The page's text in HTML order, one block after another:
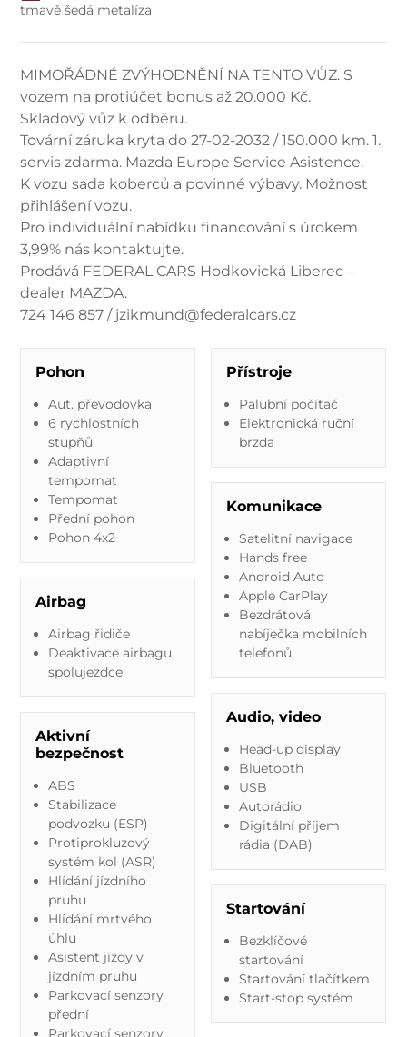
tmavě šedá metalíza
MIMOŘÁDNÉ ZVÝHODNĚNÍ NA TENTO VŮZ. S
vozem na protiúčet bonus až 20.000 Kč.
Skladový vůz k odběru.
Tovární záruka kryta do 27-02-2032 / 150.000 km. 1.
servis zdarma. Mazda Europe Service Asistence.
K vozu sada koberců a povinné výbavy. Možnost
přihlášení vozu.
Pro individuální nabídku financování s úrokem
3,99% nás kontaktujte.
Prodává FEDERAL CARS Hodkovická Liberec –
dealer MAZDA.
724 146 857 / jzikmund@federalcars.cz
Pohon
Aut. převodovka
6 rychlostních
stupňů
Adaptivní
tempomat
Tempomat
Přední pohon
Pohon 4x2
Airbag
Airbag řidiče
Deaktivace airbagu
spolujezdce
Aktivní
bezpečnost
ABS
Stabilizace
podvozku (ESP)
Protiprokluzový
systém kol (ASR)
Hlídání jízdního
pruhu
Hlídání mrtvého
úhlu
Asistent jízdy v
jízdním pruhu
Parkovací senzory
přední
Parkovací senzory
Přístroje
Palubní počítač
Elektronická ruční
brzda
Komunikace
Satelitní navigace
Hands free
Android Auto
Apple CarPlay
Bezdrátová
nabíječka mobilních
telefonů
Audio, video
Head-up display
Bluetooth
USB
Autorádio
Digitální příjem
rádia (DAB)
Startování
Bezklíčové
startování
Startování tlačítkem
Start-stop systém